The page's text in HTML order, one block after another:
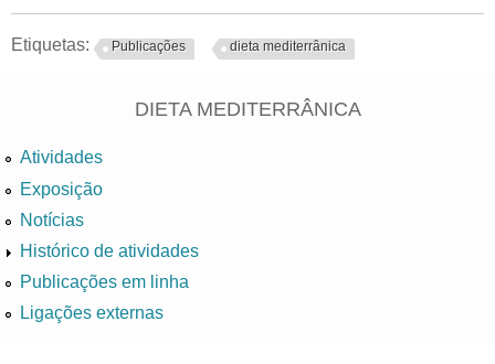
Etiquetas: Publicações dieta mediterrânica
DIETA MEDITERRÂNICA
Atividades
Exposição
Notícias
Histórico de atividades
Publicações em linha
Ligações externas